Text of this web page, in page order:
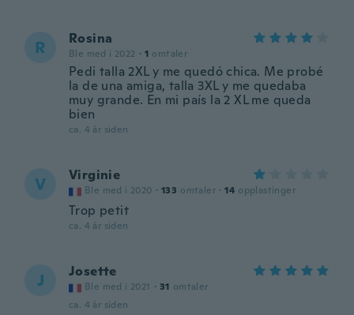
R Rosina
Ble med i 2022 · 1 omtaler
Pedi talla 2XL y me quedó chica. Me probé
la de una amiga, talla 3XL y me quedaba
muy grande. En mi país la 2 XL me queda
bien
ca. 4 år siden
V Virginie
Ble med i 2020 · 133 omtaler · 14 opplastinger
Trop petit
ca. 4 år siden
J Josette
Ble med i 2021 · 31 omtaler
ca. 4 år siden